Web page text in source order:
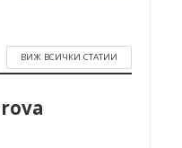
ВИЖ ВСИЧКИ СТАТИИ